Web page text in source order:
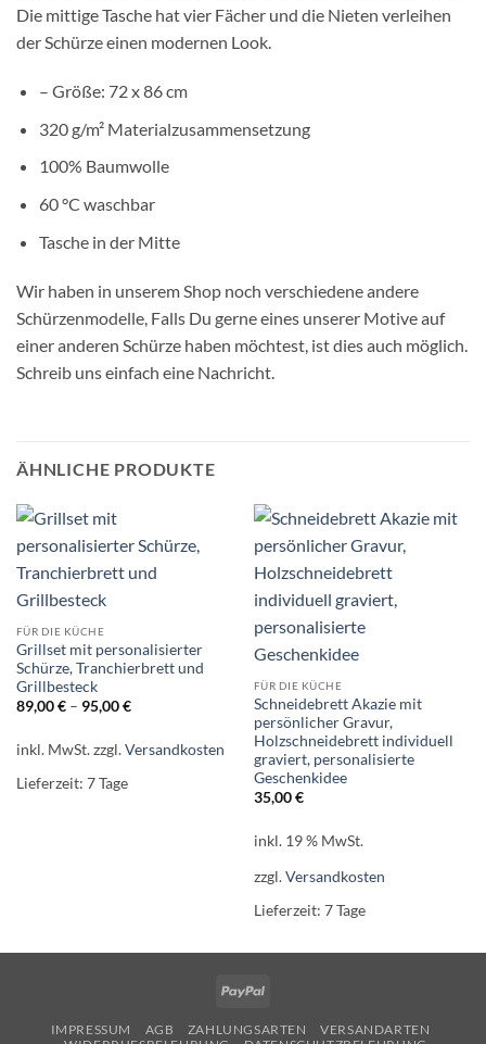
Die mittige Tasche hat vier Fächer und die Nieten verleihen
der Schürze einen modernen Look.
– Größe: 72 x 86 cm
320 g/m² Materialzusammensetzung
100% Baumwolle
60 °C waschbar
Tasche in der Mitte
Wir haben in unserem Shop noch verschiedene andere
Schürzenmodelle, Falls Du gerne eines unserer Motive auf
einer anderen Schürze haben möchtest, ist dies auch möglich.
Schreib uns einfach eine Nachricht.
ÄHNLICHE PRODUKTE
FÜR DIE KÜCHE
Grillset mit personalisierter
Schürze, Tranchierbrett und
Grillbesteck
89,00€– 95,00€
inkl. MwSt.zzgl.Versandkosten
Lieferzeit: 7 Tage
FÜR DIE KÜCHE
Schneidebrett Akazie mit
persönlicher Gravur,
Holzschneidebrett individuell
graviert, personalisierte
Geschenkidee
35,00€
inkl. 19 % MwSt.
zzgl.Versandkosten
Lieferzeit: 7 Tage
PayPal
IMPRESSUM AGB ZAHLUNGSARTEN
VERSANDARTEN